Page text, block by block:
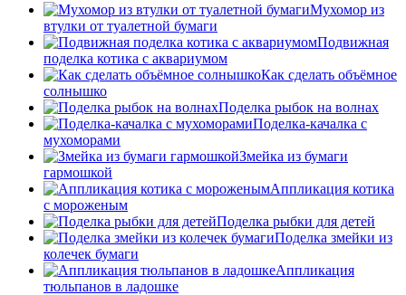
Мухомор из
втулки от туалетной бумаги
Подвижная
поделка котика с аквариумом
Как сделать объёмное
солнышко
Поделка рыбок на волнах
Поделка-качалка с
мухоморами
Змейка из бумаги
гармошкой
Аппликация котика
с мороженым
Поделка рыбки для детей
Поделка змейки из
колечек бумаги
Аппликация
тюльпанов в ладошке